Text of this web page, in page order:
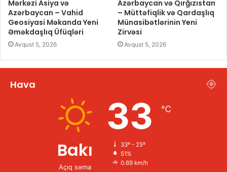
Mərkəzi Asiya və
Azərbaycan – Vahid
Geosiyasi Məkanda Yeni
Əməkdaşlıq Üfüqləri
Avqust 5, 2026
Azərbaycan və Qırğızıstan
– Müttəfiqlik və Qardaşlıq
Münasibətlərinin Yeni
Zirvəsi
Avqust 5, 2026
Hava
Bakı
Açıq səma
33 ℃
33º - 25º
51%
0.69 km/h